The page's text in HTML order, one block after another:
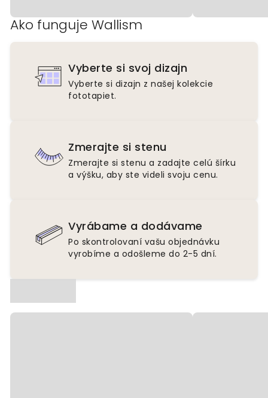
Ako funguje Wallism
Vyberte si svoj dizajn
Vyberte si dizajn z našej kolekcie
fototapiet.
Zmerajte si stenu
Zmerajte si stenu a zadajte celú šírku
a výšku, aby ste videli svoju cenu.
Vyrábame a dodávame
Po skontrolovaní vašu objednávku
vyrobíme a odošleme do 2-5 dní.